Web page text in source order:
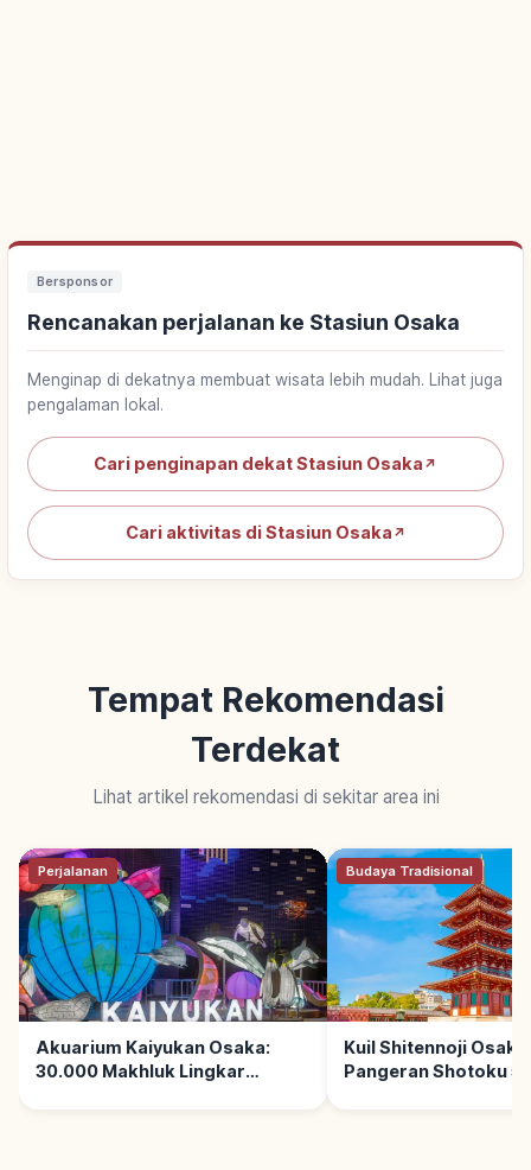
Bersponsor
Rencanakan perjalanan ke Stasiun Osaka
Menginap di dekatnya membuat wisata lebih mudah. Lihat juga
pengalaman lokal.
Cari penginapan dekat Stasiun Osaka ↗
Cari aktivitas di Stasiun Osaka ↗
Tempat Rekomendasi
Terdekat
Lihat artikel rekomendasi di sekitar area ini
Perjalanan
Akuarium Kaiyukan Osaka:
30.000 Makhluk Lingkar
Budaya Tradisional
Kuil Shitennoji
Pangeran Shotoku